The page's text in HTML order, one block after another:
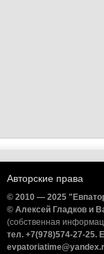
Авторские права
© 2010 — 2025
© Алексей Гладков и
(собственная
тел. +7(978)574-27-25.